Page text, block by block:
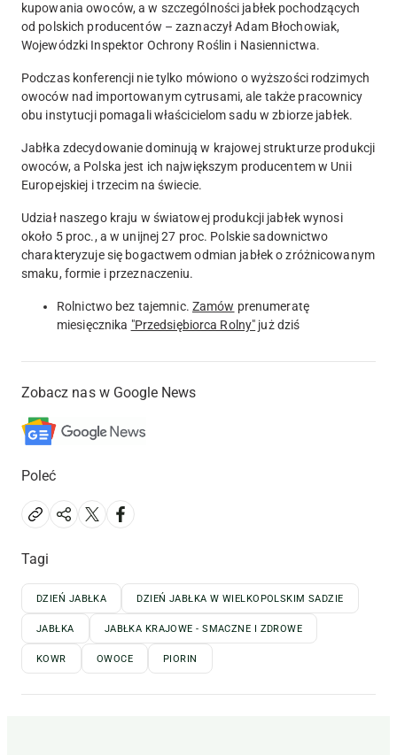
kupowania owoców, a w szczególności jabłek pochodzących
od polskich producentów – zaznaczył Adam Błochowiak,
Wojewódzki Inspektor Ochrony Roślin i Nasiennictwa.
Podczas konferencji nie tylko mówiono o wyższości rodzimych
owoców nad importowanym cytrusami, ale także pracownicy
obu instytucji pomagali właścicielom sadu w zbiorze jabłek.
Jabłka zdecydowanie dominują w krajowej strukturze produkcji
owoców, a Polska jest ich największym producentem w Unii
Europejskiej i trzecim na świecie.
Udział naszego kraju w światowej produkcji jabłek wynosi
około 5 proc., a w unijnej 27 proc. Polskie sadownictwo
charakteryzuje się bogactwem odmian jabłek o zróżnicowanym
smaku, formie i przeznaczeniu.
Rolnictwo bez tajemnic. Zamów prenumeratę
miesięcznika "Przedsiębiorca Rolny" już dziś
Zobacz nas w Google News
Poleć
Tagi
DZIEŃ JABŁKA DZIEŃ JABŁKA W WIELKOPOLSKIM SADZIE
JABŁKA JABŁKA KRAJOWE - SMACZNE I ZDROWE
KOWR OWOCE PIORIN